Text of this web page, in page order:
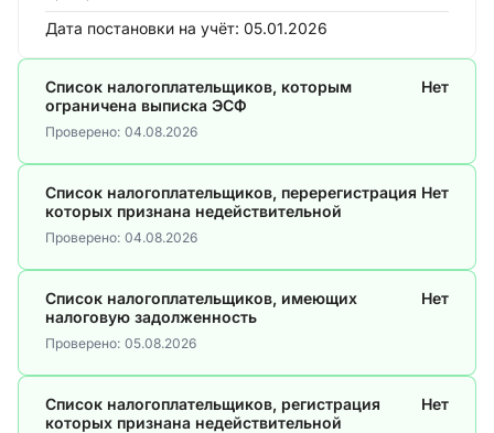
Дата постановки на учёт: 05.01.2026
Список налогоплательщиков, которым
ограничена выписка ЭСФ
Нет
Проверено: 04.08.2026
Список налогоплательщиков, перерегистрация
которых признана недействительной
Нет
Проверено: 04.08.2026
Список налогоплательщиков, имеющих
налоговую задолженность
Нет
Проверено: 05.08.2026
Список налогоплательщиков, регистрация
которых признана недействительной
Нет